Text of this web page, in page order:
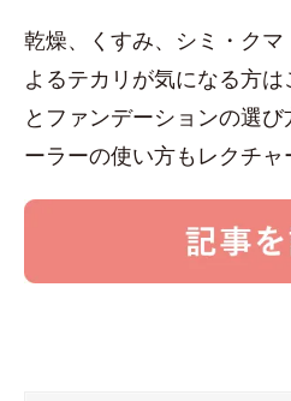
乾燥、くすみ、シミ・ク
よるテカリが気になる方は
とファンデーションの選
ーラーの使い方もレクチャ